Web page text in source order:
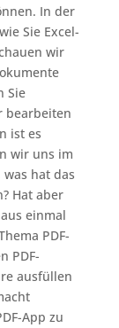
In der
Sie Excel-
wir
Sie
bearbeiten
ist es
wir uns im
was hat das
Hat aber
einmal
PDF-
PDF-
ausfüllen
App zu